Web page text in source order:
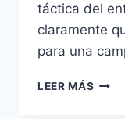
táctica del
claramente
para una
LEER MÁS RUBÉN